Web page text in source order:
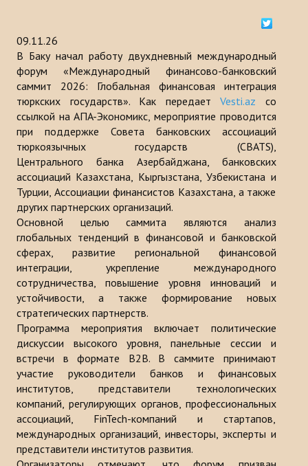
Узбекистан
Азербайджан
Туркменистан
ПУБЛИКАЦИИ
Публикации
Информационные бюллетени
Доклады
Книги
Анализ Центра Стратегического исследования Тюркского Мира
ПРОЕКТЫ
КОНТАКТЫ
09.11.26
В Баку начал работу двухдневный международный
форум «Международный финансово-банковский
саммит 2026: Глобальная финансовая интеграция
тюркских государств». Как передает Vesti.az со
ссылкой на AПA-Экономикс, мероприятие проводится
при поддержке Совета банковских ассоциаций
тюркоязычных государств (CBATS),
Центрального банка Азербайджана, банковских
ассоциаций Казахстана, Кыргызстана, Узбекистана и
Турции, Ассоциации финансистов Казахстана, а также
других партнерских организаций.
Основной целью саммита являются анализ
глобальных тенденций в финансовой и банковской
сферах, развитие региональной финансовой
интеграции, укрепление международного
сотрудничества, повышение уровня инноваций и
устойчивости, а также формирование новых
стратегических партнерств.
Программа мероприятия включает политические
дискуссии высокого уровня, панельные сессии и
встречи в формате B2B. В саммите принимают
участие руководители банков и финансовых
институтов, представители технологических
компаний, регулирующих органов, профессиональных
ассоциаций, FinTech-компаний и стартапов,
международных организаций, инвесторы, эксперты и
представители институтов развития.